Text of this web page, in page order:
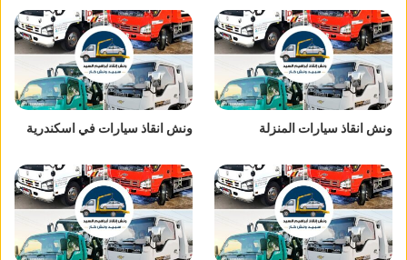
ونش انقاذ سيارات المنزلة ونش انقاذ سيارات في اسكندرية